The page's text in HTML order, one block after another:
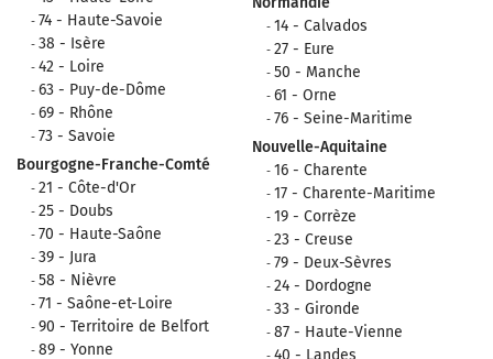
74 - Haute-Savoie
38 - Isère
42 - Loire
63 - Puy-de-Dôme
69 - Rhône
73 - Savoie
Bourgogne-Franche-Comté
21 - Côte-d'Or
25 - Doubs
70 - Haute-Saône
39 - Jura
58 - Nièvre
71 - Saône-et-Loire
90 - Territoire de Belfort
89 - Yonne
14 - Calvados
27 - Eure
50 - Manche
61 - Orne
76 - Seine-Maritime
Nouvelle-Aquitaine
16 - Charente
17 - Charente-Maritime
19 - Corrèze
23 - Creuse
79 - Deux-Sèvres
24 - Dordogne
33 - Gironde
87 - Haute-Vienne